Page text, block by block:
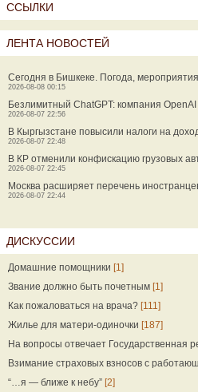
ССЫЛКИ
ЛЕНТА НОВОСТЕЙ
Сегодня в Бишкеке. Погода,
2026-08-08 00:15
Безлимитный ChatGPT: компания
2026-08-07 22:56
В Кыргызстане повысили налоги на
2026-08-07 22:48
В КР отменили конфискацию грузовых
2026-08-07 22:45
Москва расширяет перечень
2026-08-07 22:44
ДИСКУССИИ
Домашние помощники [1]
Звание должно быть почетным [1]
Как пожаловаться на врача? [111]
Жилье для матери-одиночки [187]
На вопросы отвечает Государственная
Взимание страховых взносов с
“…я — ближе к небу” [2]